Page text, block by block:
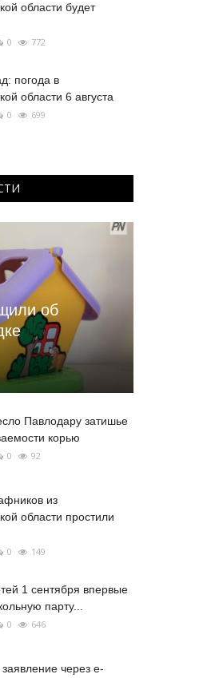
области будет
0 772
погода в
области 6 августа
0 699
об
Павлодару затишье
корью
0 92
из
области простили
0 149
1 сентября впервые
парту...
0 646
заявление через e-